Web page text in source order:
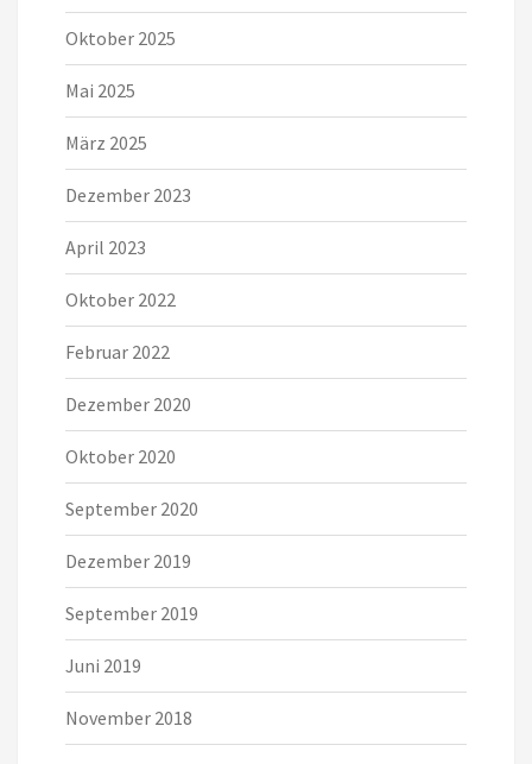
Oktober 2025
Mai 2025
März 2025
Dezember 2023
April 2023
Oktober 2022
Februar 2022
Dezember 2020
Oktober 2020
September 2020
Dezember 2019
September 2019
Juni 2019
November 2018